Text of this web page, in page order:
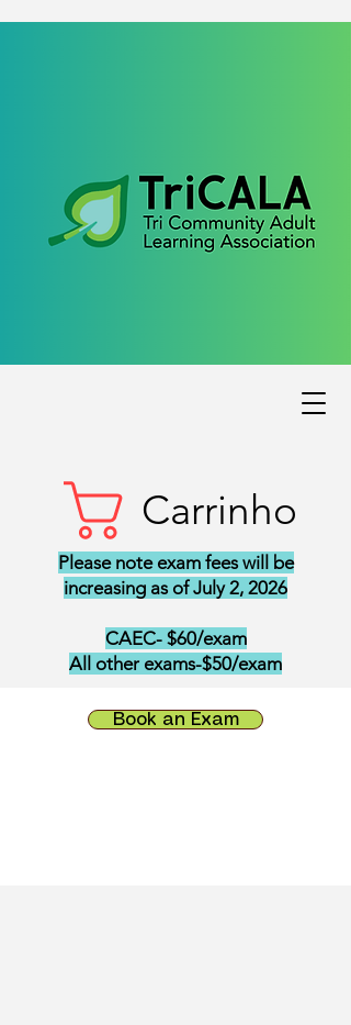
Carrinho
Please note exam fees will be
increasing as of July 2, 2026
CAEC- $60/exam
All other exams-$50/exam
Book an Exam